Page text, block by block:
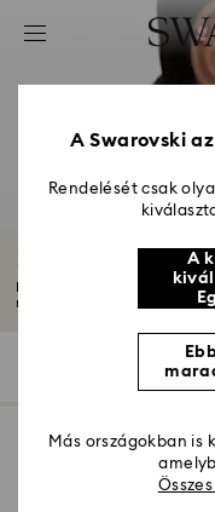
Hozzáférési-kulcs lista
2 - Lábléc
3 – Szűrés
4 - keresési találat
Kristály
Kristályos és Swarovski
majd...
A Swarovski
Rendelését csak
A
Más országokban is